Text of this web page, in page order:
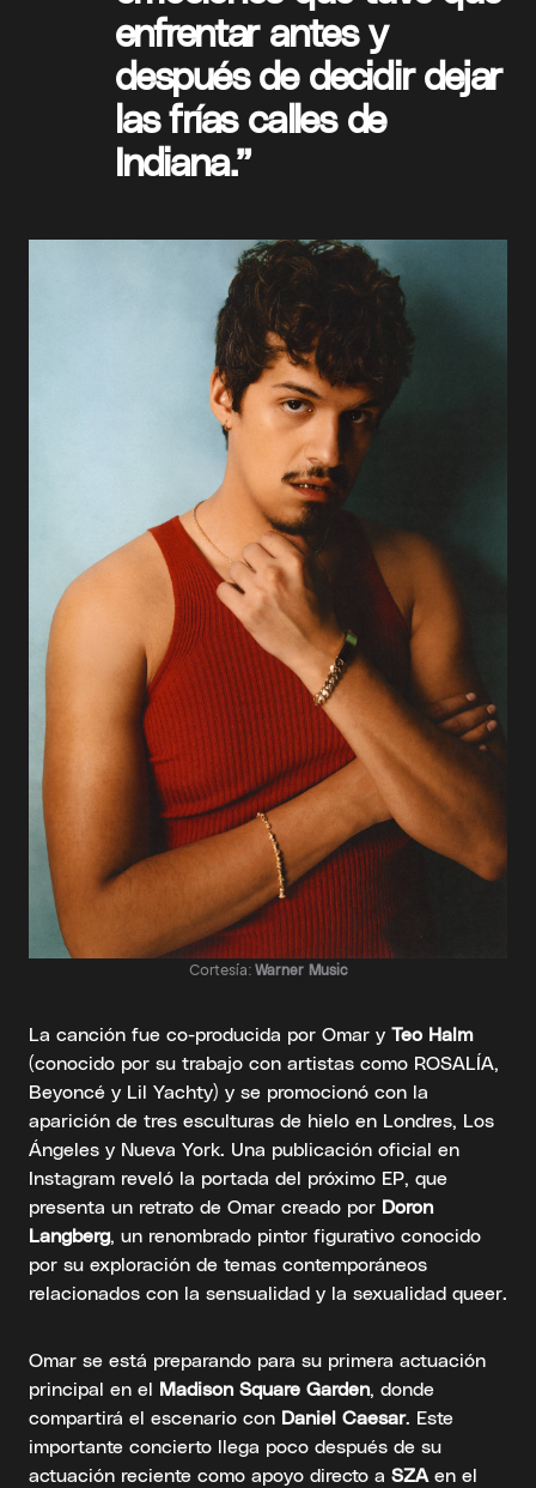
enfrentar antes y
después de decidir dejar
las frías calles de
Indiana.”
Cortesía: Warner Music
La canción fue co-producida por Omar y Teo Halm
(conocido por su trabajo con artistas como ROSALÍA,
Beyoncé y Lil Yachty) y se promocionó con la
aparición de tres esculturas de hielo en Londres, Los
Ángeles y Nueva York. Una publicación oficial en
Instagram reveló la portada del próximo EP, que
presenta un retrato de Omar creado por Doron
Langberg, un renombrado pintor figurativo conocido
por su exploración de temas contemporáneos
relacionados con la sensualidad y la sexualidad queer.
Omar se está preparando para su primera actuación
principal en el Madison Square Garden, donde
compartirá el escenario con Daniel Caesar. Este
importante concierto llega poco después de su
actuación reciente como apoyo directo a SZA en el